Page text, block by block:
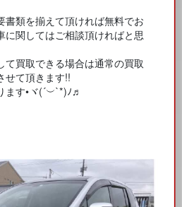
書類を揃えて頂ければ無料でお
に関してはご相談頂ければと思
て買取できる場合は通常の買取
せて頂きます!!
ます•ヾ(´︶`*)ﾉ♬